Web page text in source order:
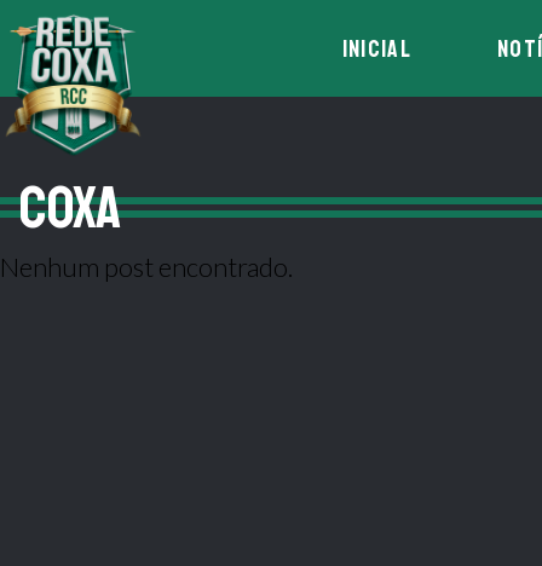
INICIAL
COXA
Nenhum post encontrado.